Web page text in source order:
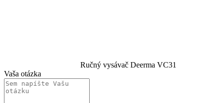
Ručný vysávač Deerma VC31
Vaša otázka